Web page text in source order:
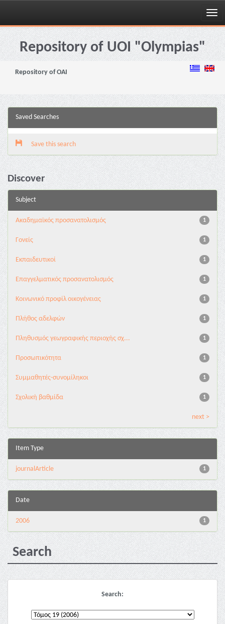
Skip
navigationRepository of UOI "Olympias"
Repository of OAI
Saved Searches
Save this search
Discover
Subject
1
Ακαδημαϊκός προσανατολισμός
1
Γονείς
1
Εκπαιδευτικοί
1
Επαγγελματικός προσανατολισμός
1
Κοινωνικό προφίλ οικογένειας
1
Πλήθος αδελφών
1
Πληθυσμός γεωγραφικής περιοχής σχ...
1
Προσωπικότητα
1
Συμμαθητές-συνομίληκοι
1
Σχολική βαθμίδα
next >
Item Type
1
journalArticle
Date
1
2006
Search
Search: